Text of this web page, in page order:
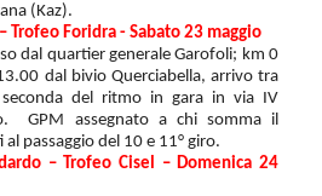
(Kaz).
Trofeo Foridra - Sabato 23 maggio
dal quartier generale Garofoli; km 0
dal bivio Querciabella, arrivo tra
del ritmo in gara in via IV
GPM assegnato a chi somma il
passaggio del 10 e 11° giro.
– Trofeo Cisel – Domenica 24